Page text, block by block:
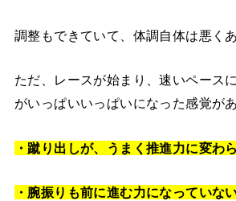
調整もできていて、体調自体は悪く
ただ、レースが始まり、速いペース
がいっぱいいっぱいになった感覚が
・蹴り出しが、うまく推進力に変わ
・腕振りも前に進む力になっていない